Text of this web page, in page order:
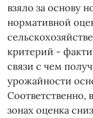
взяло за основу
нормативной
критерий -
связи с чем
урожайности
Соответственно,
зонах оценка